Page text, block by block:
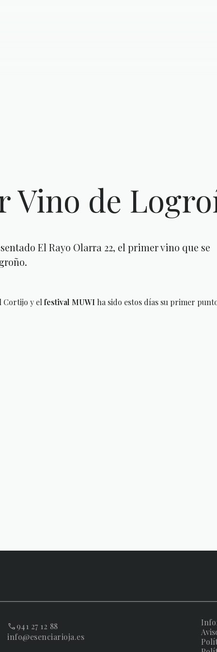
Vino de
El Rayo Olarra 22, el primer vino que se
Cortijo y el festival MUWI ha sido estos días su primer
941 27 12 88
info@esenciarioja.es